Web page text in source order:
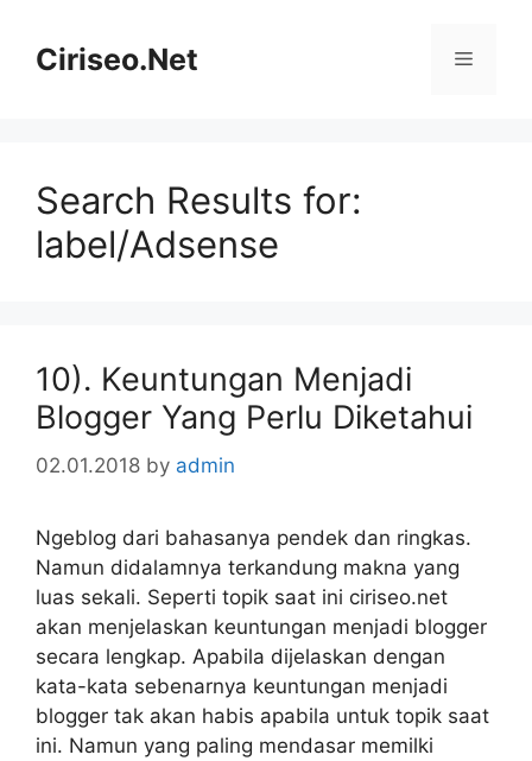
contentCiriseo.Net Menu
Search Results for:
label/Adsense
10). Keuntungan Menjadi
Blogger Yang Perlu Diketahui
02.01.2018 by admin
Ngeblog dari bahasanya pendek dan ringkas.
Namun didalamnya terkandung makna yang
luas sekali. Seperti topik saat ini ciriseo.net
akan menjelaskan keuntungan menjadi blogger
secara lengkap. Apabila dijelaskan dengan
kata-kata sebenarnya keuntungan menjadi
blogger tak akan habis apabila untuk topik saat
ini. Namun yang paling mendasar memilki